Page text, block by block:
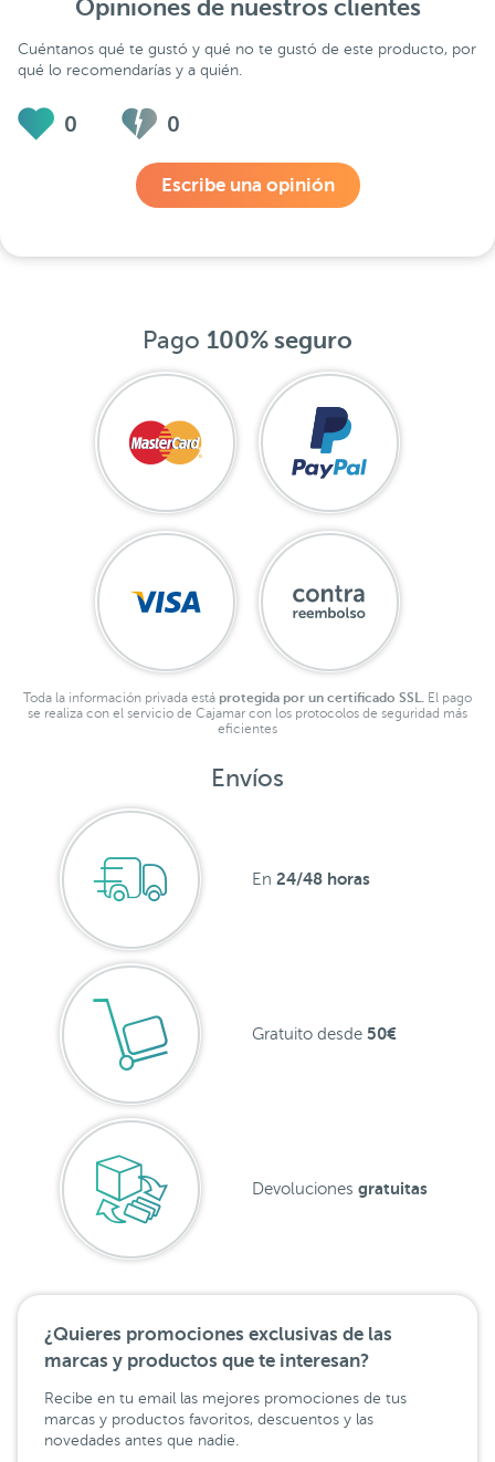
Opiniones de nuestros clientes
Cuéntanos qué te gustó y qué no te gustó de este producto, por
qué lo recomendarías y a quién.
0 0
Escribe una opinión
Pago 100% seguro
Toda la información privada está protegida por un certificado SSL. El pago
se realiza con el servicio de Cajamar con los protocolos de seguridad más
eficientes
Envíos
En 24/48 horas
Gratuito desde 50€
Devoluciones gratuitas
¿Quieres promociones exclusivas de las
marcas y productos que te interesan?
Recibe en tu email las mejores promociones de tus
marcas y productos favoritos, descuentos y las
novedades antes que nadie.